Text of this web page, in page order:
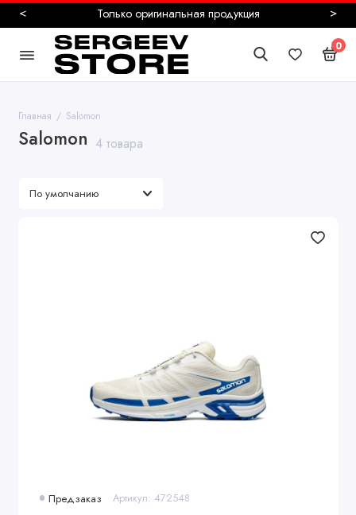
Безопасная и быстрая доставка
< >
0
Главная Salomon
Salomon 4 товара
Предзаказ Артикул: 472548